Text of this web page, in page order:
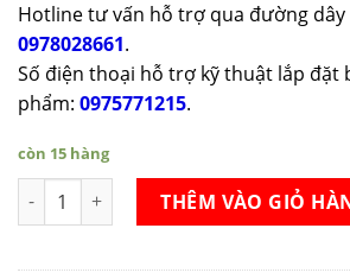
Hotline tư vấn hỗ trợ qua đường dây
0978028661.
Số điện thoại hỗ trợ kỹ thuật lắp đặt
phẩm: 0975771215.
còn 15 hàng
Lò vi sóng Bosch BFL634GS1 số lượng
THÊM VÀO GIỎ